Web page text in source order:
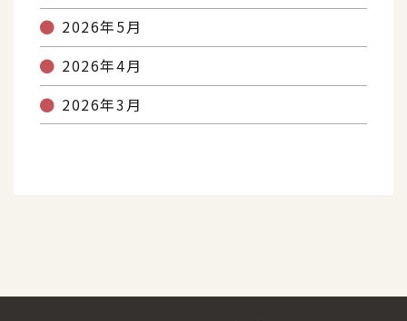
2026年5月
2026年4月
2026年3月